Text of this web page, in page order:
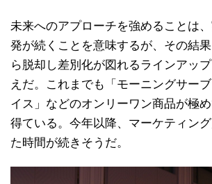
未来へのアプローチを強めることは
発が続くことを意味するが、その結
ら脱却し差別化が図れるラインアッ
えだ。これまでも「モーニングサー
イス」などのオンリーワン商品が極
得ている。今年以降、マーケティン
た時間が続きそうだ。